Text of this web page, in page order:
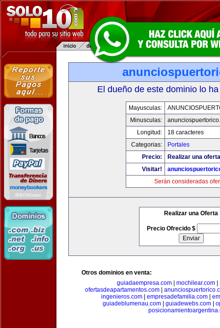
El dueño de este dominio lo
Mayusculas:
Minusculas:
Longitud:
18 caracteres
Categorias:
Portales
Precio:
Realizar una
Visitar!
Serán consideradas
Realizar una Oferta
Precio Ofrecido $
Otros dominios en venta:
guiadaempresa.com
mochilear.com
ofertasdeapartamentos.com
ingenieros.com| empresadefamilia.com|
guiadeblumenau.com| guiadewebs.com|